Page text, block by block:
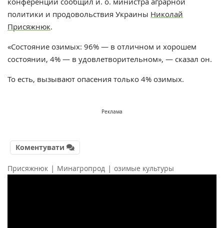
политики и продовольствия Украины Николай
Присяжнюк.
«Состояние озимых: 96% — в отличном и хорошем
состоянии, 4% — в удовлетворительном», — сказал он.
То есть, вызывают опасения только 4% озимых.
Реклама
Коментувати
Присяжнюк | Минагропрод | озимые культуры